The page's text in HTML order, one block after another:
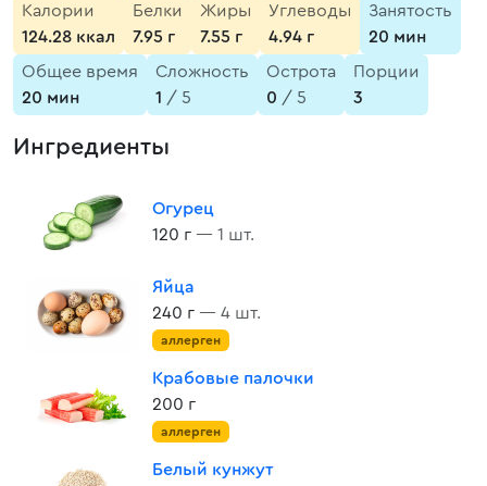
Калории
124.28 ккал
Белки
7.95 г
Жиры
7.55 г
Углеводы
4.94 г
Занятость
20 мин
Общее время
20 мин
Сложность
1 / 5
Острота
0 / 5
Порции
3
Ингредиенты
Огурец
120 г — 1 шт.
Яйца
240 г — 4 шт.
аллерген
Крабовые палочки
200 г
аллерген
Белый кунжут